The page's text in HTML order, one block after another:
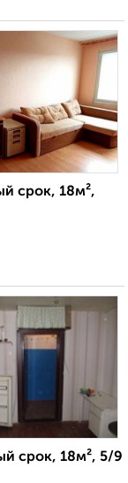
срок, 18м²,
срок, 18м², 5/9